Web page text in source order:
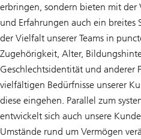
erbringen, sondern bieten mit der
und Erfahrungen auch ein breites
der Vielfalt unserer Teams in
Zugehörigkeit, Alter,
Geschlechtsidentität und anderer
vielfältigen Bedürfnisse unserer
diese eingehen. Parallel zum
entwickelt sich auch unsere
Umstände rund um Vermögen